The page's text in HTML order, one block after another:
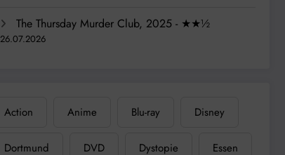
The Thursday Murder Club, 2025 - ★★½
26.07.2026
Action Anime Blu-ray Disney
Dortmund DVD Dystopie Essen